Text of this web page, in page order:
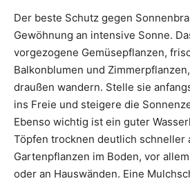
Der beste Schutz gegen
Gewöhnung an intensive Sonne.
vorgezogene Gemüsepflanzen,
Balkonblumen und
draußen wandern. Stelle sie
ins Freie und steigere die
Ebenso wichtig ist ein guter
Töpfen trocknen deutlich schneller
Gartenpflanzen im Boden, vor
oder an Hauswänden. Eine